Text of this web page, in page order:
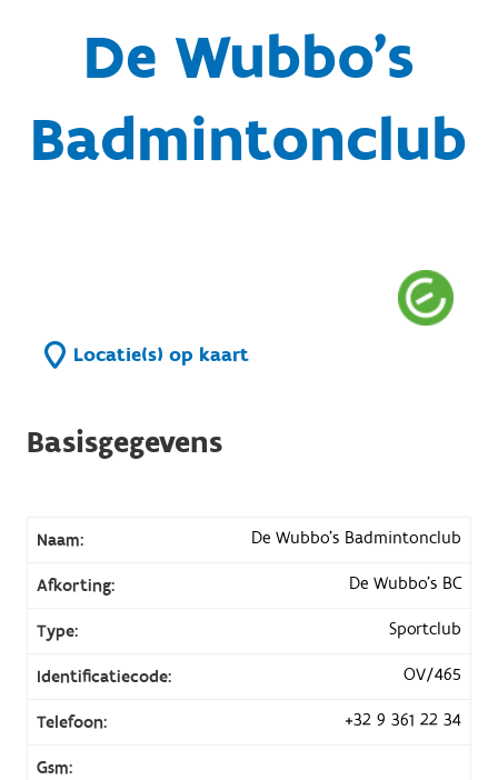
De Wubbo's
Badmintonclub
Locatie(s) op kaart
Basisgegevens
Naam: De Wubbo's Badmintonclub
Afkorting: De Wubbo's BC
Type: Sportclub
Identificatiecode: OV/465
Telefoon: +32 9 361 22 34
Gsm: